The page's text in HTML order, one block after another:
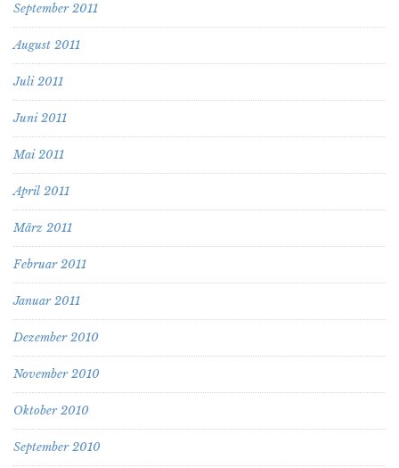
September 2011
August 2011
Juli 2011
Juni 2011
Mai 2011
April 2011
März 2011
Februar 2011
Januar 2011
Dezember 2010
November 2010
Oktober 2010
September 2010